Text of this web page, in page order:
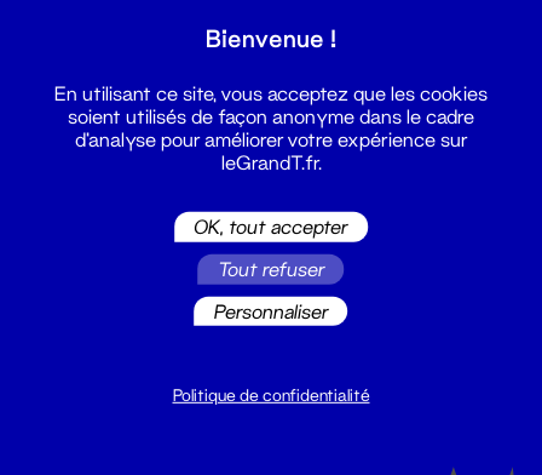
billetterie@leGrandT.fr
Du lundi au vendredi 14h → 18h
Bienvenue !
En utilisant ce site, vous acceptez que les cookies
soient utilisés de façon anonyme dans le cadre
d'analyse pour améliorer votre expérience sur
leGrandT.fr.
OK, tout accepter
Tout refuser
Personnaliser
Politique de confidentialité